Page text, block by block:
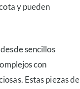
y pueden
sencillos
con
Estas piezas de